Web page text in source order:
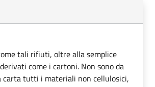
tali rifiuti, oltre alla semplice
come i cartoni. Non sono da
carta tutti i materiali non cellulosici,